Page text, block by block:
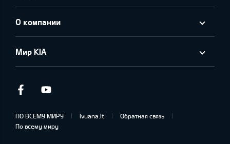
О компании
Мир KIA
Facebook
ПО ВСЕМУ МИРУ ivuana.lt
Обратная связь
По всему миру